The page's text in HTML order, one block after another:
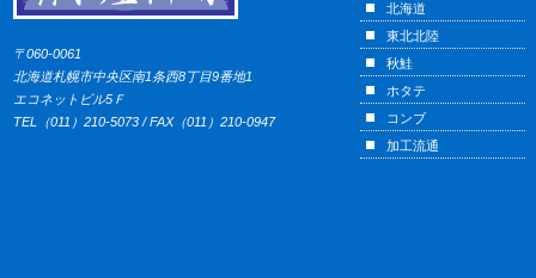
〒060-0061
北海道札幌市中央区南1条西8丁目9番地1
エコネットビル5Ｆ
TEL（011）210-5073 / FAX（011）210-0947
北海道
東北北陸
秋鮭
ホタテ
コンブ
加工流通